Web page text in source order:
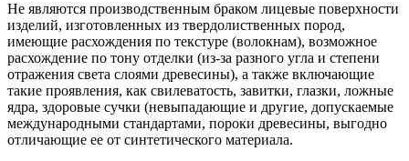
Не являются производственным браком лицевые поверхности
изделий, изготовленных из твердолиственных пород,
имеющие расхождения по текстуре (волокнам), возможное
расхождение по тону отделки (из-за разного угла и степени
отражения света слоями древесины), а также включающие
такие проявления, как свилеватость, завитки, глазки, ложные
ядра, здоровые сучки (невыпадающие и другие, допускаемые
международными стандартами, пороки древесины, выгодно
отличающие ее от синтетического материала.